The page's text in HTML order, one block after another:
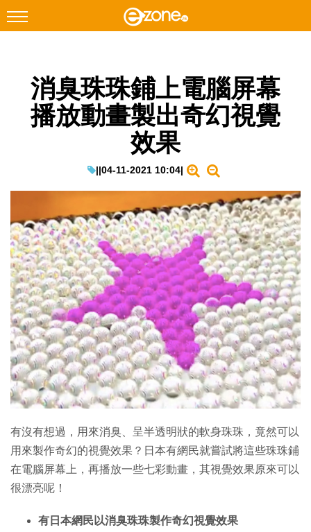
Facebook Instagram
科技焦點
教學評測
EduTech
IT Times
生成式AI與雲端應用
Enterprise Digital Transformation
特集
消臭珠珠鋪上電腦屏幕
播放動畫製出奇幻視覺
效果
||04-11-2021 10:04|
有沒有想過，用來消臭、呈半透明狀的軟身珠珠，竟然可以
用來製作奇幻的視覺效果？日本有網民就嘗試將這些珠珠鋪
在電腦屏幕上，再播放一些七彩動畫，其視覺效果原來可以
很漂亮呢！
有日本網民以消臭珠珠製作奇幻視覺效果